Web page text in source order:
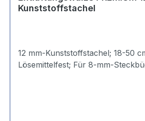
Kunststoffstachel
12 mm-Kunststoffstachel; 18-50 cm breit;